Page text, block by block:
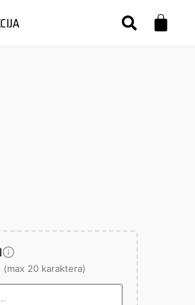
20 karaktera)